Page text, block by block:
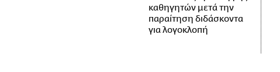
καθηγητών μετά την
παραίτηση διδάσκοντα
για λογοκλοπή